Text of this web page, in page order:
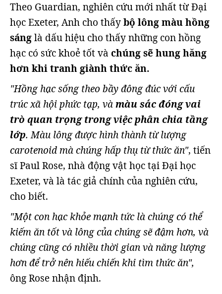
Theo Guardian, nghiên cứu mới nhất từ Đại
học Exeter, Anh cho thấybộ lông màu hồng
sánglà dấu hiệu cho thấy những con hồng
hạc có sức khoẻ tốt và chúng sẽ hung hăng
hơn khi tranh giành thức ăn.
"Hồng hạc sống theo bầy đông đúc với cấu
trúc xã hội phức tạp, vàmàu sắc đóng vai
trò quan trọng trong việc phân chia tầng
lớp. Màu lông được hình thành từ lượng
carotenoid mà chúng hấp thụ từ thức ăn", tiến
sĩ Paul Rose, nhà động vật học tại Đại học
Exeter, và là tác giả chính của nghiên cứu,
cho biết.
"Một con hạc khỏe mạnh tức là chúng có thể
kiếm ăn tốt và lông của chúng sẽ đậm hơn, và
chúng cũng có nhiều thời gian và năng lượng
hơn để trở nên hiếu chiến khi tìm thức ăn",
ông Rose nhận định.